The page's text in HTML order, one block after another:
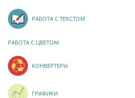
РАБОТА С ТЕКСТОМ
РАБОТА С ЦВЕТОМ
КОНВЕРТЕРЫ
ГРАФИКИ